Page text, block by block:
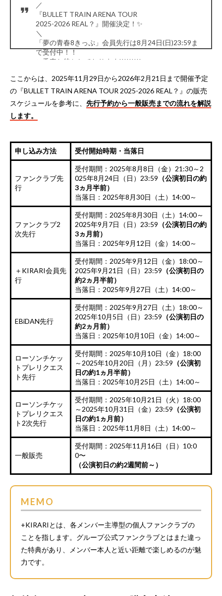
／
『BULLET TRAIN ARENA TOUR
2025-2026 REAL？』開催決定！✨
＼
「夢の青春8きっぷ」会員先行は8月24日(日)23:59ま
で受付中！！
ご乗車お待ちしております!!!!!!!!!
▼特設サイトhttps://t.co/WW4VmGnpzV#超特急
_REAL pic.twitter.com/rjmFAbGAjI
— 超特急 OFFICIAL (@sd_bt)
August 17, 2025
ここからは、2025年11月29日から2026年2月21日まで開催予定
の『BULLET TRAIN ARENA TOUR 2025-2026 REAL？』の販売
スケジュールを参考に、 先行予約から一般販売までの流れを解説
します。
申し込み方法 受付開始時期・当落日
ファンクラブ先
行
受付期間：2025年8月8日（金）21:30～2
025年8月24日（日）23:59 （公演初日の約
3ヵ月半前）
当落日：2025年8月30日（土）14:00～
ファンクラブ2
次先行
受付期間：2025年8月30日（土）14:00～
2025年9月7日（日）23:59 （公演初日の約
3ヵ月前）
当落日：2025年9月12日（金）14:00～
＋KIRARI会員先
行
受付期間：2025年9月12日（金）18:00～
2025年9月21日（日）23:59 （公演初日の
約2ヵ月半前）
当落日：2025年9月27日（土）14:00～
EBiDAN先行
受付期間：2025年9月27日（土）18:00～
2025年10月5日（日）23:59 （公演初日の
約2ヵ月前）
当落日：2025年10月10日（金）14:00～
ローソンチケッ
トプレリクエス
ト先行
受付期間：2025年10月10日（金）18:00
～2025年10月20日（月）23:59 （公演初
日の約1ヵ月半前）
当落日：2025年10月25日（土）14:00～
ローソンチケッ
トプレリクエス
ト2次先行
受付期間：2025年10月21日（火）18:00
～2025年10月31日（金）23:59 （公演初
日の約1ヵ月前）
当落日：2025年11月8日（土）14:00～
一般販売
受付期間：2025年11月16日（日）10:0
0〜
（公演初日の約2週間前～）
MEMO
+KIRARIとは、各メンバー主導型の個人ファンクラブの
ことを指します。グループ公式ファンクラブとはまた違っ
た特典があり、メンバー本人と近い距離で楽しめるのが魅
力です。